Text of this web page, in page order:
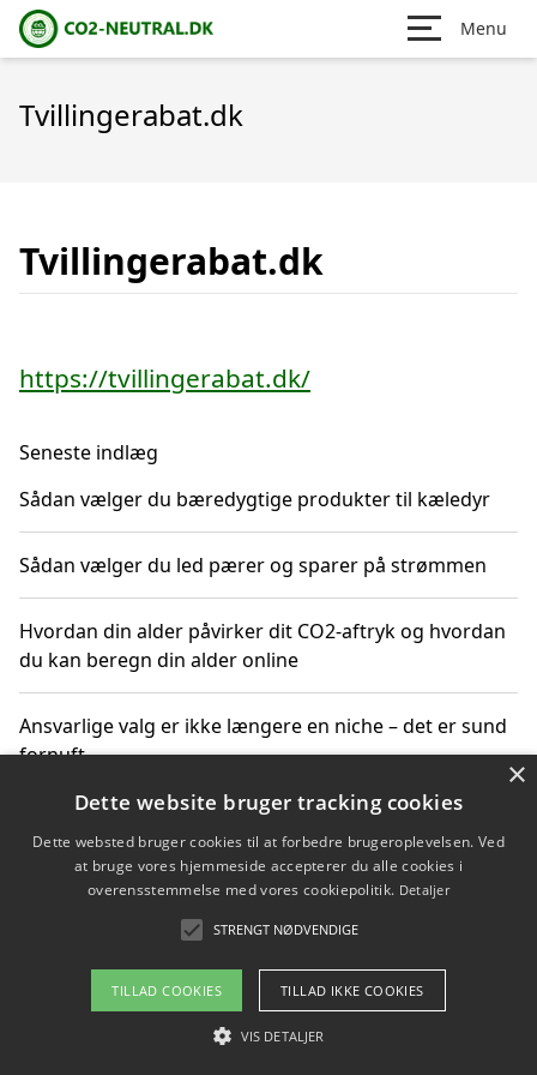
Menu
Tvillingerabat.dk
Tvillingerabat.dk
https://tvillingerabat.dk/
Seneste indlæg
Sådan vælger du bæredygtige produkter til kæledyr
Sådan vælger du led pærer og sparer på strømmen
Hvordan din alder påvirker dit CO2-aftryk og hvordan
du kan beregn din alder online
Ansvarlige valg er ikke længere en niche – det er sund
fornuft
Sådan kan du handle bæredygtigt og bestil med
faktura
Om / kontakt
Blog Betingelser
×
Dette website bruger tracking cookies
Dette websted bruger cookies til at forbedre brugeroplevelsen. Ved
at bruge vores hjemmeside accepterer du alle cookies i
overensstemmelse med vores cookiepolitik. Detaljer
STRENGT NØDVENDIGE
TILLAD COOKIES TILLAD IKKE COOKIES
VIS DETALJER